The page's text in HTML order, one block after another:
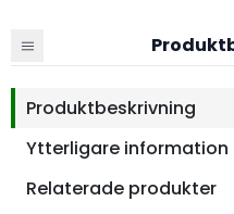
Produktbeskrivning
Ytterligare information
Relaterade produkter